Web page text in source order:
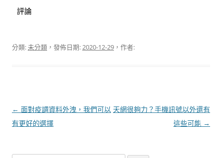
評論
分類:未分類 ，發佈日期:2020-12-29 ，作者:
文
章
← 面對疫調資料外洩，我們可以
有更好的選擇
天網很夠力？手機訊號以外還有
這些可能 →